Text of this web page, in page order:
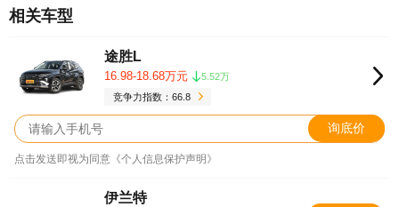
相关车型
途胜L
16.98-18.68万元
5.52万
竞争力指数：66.8
询底价
点击发送即视为同意《个人信息保护声明》
伊兰特